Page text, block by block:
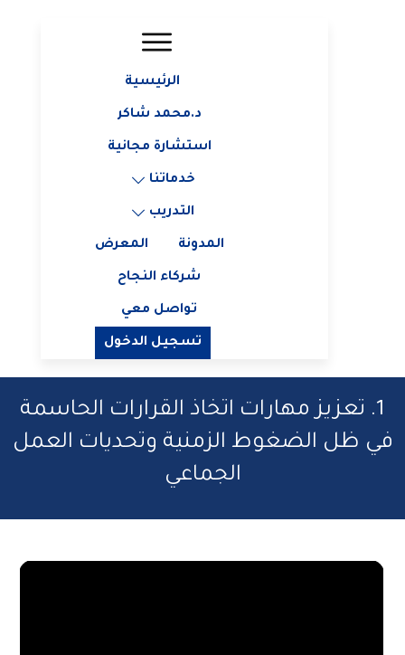
الرئيسية
د.محمد شاكر
استشارة مجانية
خدماتنا
التدريب
المدونة المعرض
شركاء النجاح
تواصل معي
تسجيل الدخول
1. تعزيز مهارات اتخاذ القرارات الحاسمة
ظل الضغوط الزمنية وتحديات العمل
الجماعي